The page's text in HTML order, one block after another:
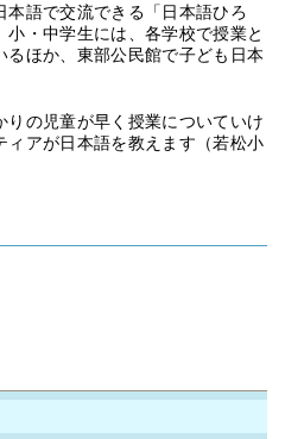
語で交流できる「日本語ひろ
・中学生には、各学校で授業と
るほか、東部公民館で子ども日本
りの児童が早く授業についていけ
ィアが日本語を教えます（若松小